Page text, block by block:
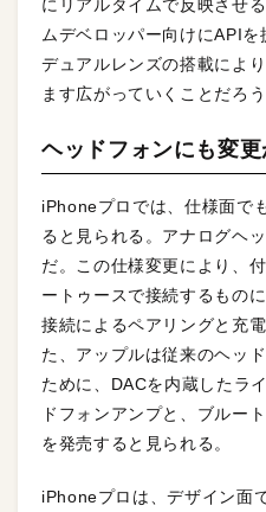
にリアルタイムで反映させ
ムデベロッパー向けにAPIを
デュアルレンズの搭載によ
ます広がっていくことだろう
ヘッドフォンにも変更
iPhoneプロでは、仕様面で
ると見られる。アナログヘ
だ。この仕様変更により、
ートゥースで接続するもの
接続によるペアリングと充
た、アップルは従来のヘッ
ために、DACを内蔵したラ
ドフォンアンプと、ブルー
を発売すると見られる。
iPhoneプロは、デザイン面